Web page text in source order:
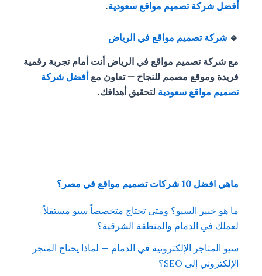
أفضل شركة تصميم مواقع سعودية.
شركة تصميم مواقع في الرياض
مع شركة تصميم مواقع في الرياض أنت أمام تجربة رقمية
فريدة وموقع مصمم للنجاح — تعاون مع أفضل شركة
تصميم مواقع سعودية لتحقيق أهدافك.
ماهي افضل 10 شركات تصميم مواقع في مصر؟
ما هو خبير السيو؟ ومتى تحتاج متخصصاً سيو مستقلاً
لعملك في الدمام والمنطقة الشرقية؟
سيو المتاجر الإلكترونية في الدمام — لماذا يحتاج المتجر
الإلكتروني إلى SEO؟